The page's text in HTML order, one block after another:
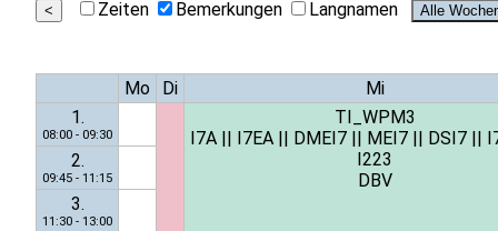
Zeiten Bemerkungen Langnamen
Mo Di
Mi
1.
08:00 - 09:30
TI_WPM3
I7A
I7EA DMEI7 MEI7 DSI7
I223
DBV
2.
09:45 - 11:15
3.
11:30 - 13:00